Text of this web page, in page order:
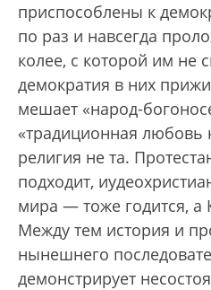
приспособлены к
по раз и навсегда
колее, с которой им не
демократия в них
мешает «народ-
«традиционная любовь
религия не та.
подходит,
мира — тоже годится, а
Между тем история и
нынешнего
демонстрирует